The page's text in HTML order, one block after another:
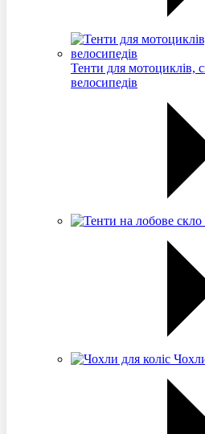
Тенти для мотоциклів,
велосипедів